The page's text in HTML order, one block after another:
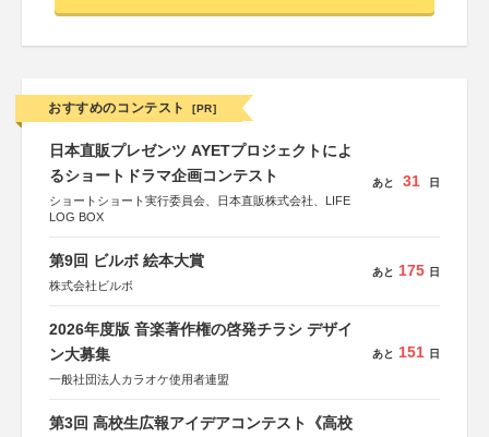
おすすめのコンテスト [PR]
日本直販プレゼンツ AYETプロジェクトによ
るショートドラマ企画コンテスト
ショートショート実行委員会、日本直販株式会社、LIFE
LOG BOX
あと 31 日
第9回 ビルボ 絵本大賞
株式会社ビルボ
あと 175 日
2026年度版 音楽著作権の啓発チラシ デザイ
ン大募集
一般社団法人カラオケ使用者連盟
あと 151 日
第3回 高校生広報アイデアコンテスト《高校